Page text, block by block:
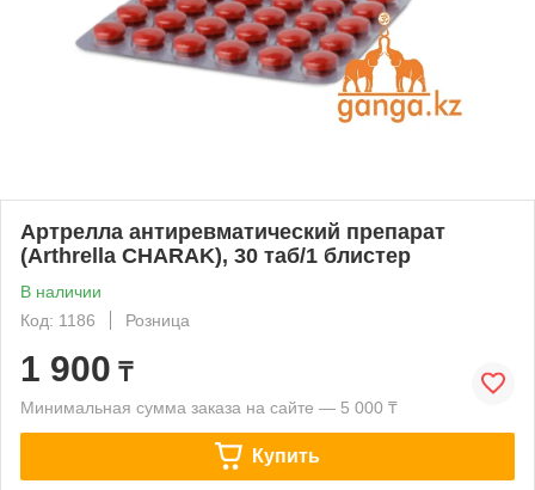
Артрелла антиревматический препарат
(Arthrella CHARAK), 30 таб/1 блистер
В наличии
Код: 1186
Розница
1 900 ₸
Минимальная сумма заказа на сайте — 5 000 ₸
Купить